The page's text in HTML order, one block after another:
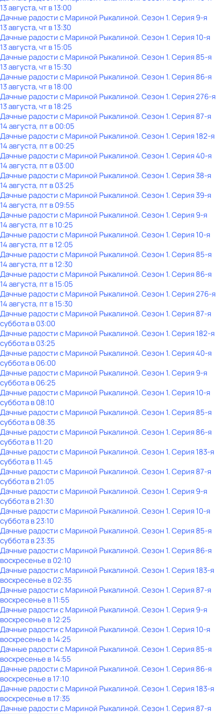
13 августа, чт в 13:00
Дачные радости с Мариной Рыкалиной. Сезон 1. Серия 9-я
13 августа, чт в 13:30
Дачные радости с Мариной Рыкалиной. Сезон 1. Серия 10-я
13 августа, чт в 15:05
Дачные радости с Мариной Рыкалиной. Сезон 1. Серия 85-я
13 августа, чт в 15:30
Дачные радости с Мариной Рыкалиной. Сезон 1. Серия 86-я
13 августа, чт в 18:00
Дачные радости с Мариной Рыкалиной. Сезон 1. Серия 276-я
13 августа, чт в 18:25
Дачные радости с Мариной Рыкалиной. Сезон 1. Серия 87-я
14 августа, пт в 00:05
Дачные радости с Мариной Рыкалиной. Сезон 1. Серия 182-я
14 августа, пт в 00:25
Дачные радости с Мариной Рыкалиной. Сезон 1. Серия 40-я
14 августа, пт в 03:00
Дачные радости с Мариной Рыкалиной. Сезон 1. Серия 38-я
14 августа, пт в 03:25
Дачные радости с Мариной Рыкалиной. Сезон 1. Серия 39-я
14 августа, пт в 09:55
Дачные радости с Мариной Рыкалиной. Сезон 1. Серия 9-я
14 августа, пт в 10:25
Дачные радости с Мариной Рыкалиной. Сезон 1. Серия 10-я
14 августа, пт в 12:05
Дачные радости с Мариной Рыкалиной. Сезон 1. Серия 85-я
14 августа, пт в 12:30
Дачные радости с Мариной Рыкалиной. Сезон 1. Серия 86-я
14 августа, пт в 15:05
Дачные радости с Мариной Рыкалиной. Сезон 1. Серия 276-я
14 августа, пт в 15:30
Дачные радости с Мариной Рыкалиной. Сезон 1. Серия 87-я
субботав03:00
Дачные радости с Мариной Рыкалиной. Сезон 1. Серия 182-я
субботав03:25
Дачные радости с Мариной Рыкалиной. Сезон 1. Серия 40-я
субботав06:00
Дачные радости с Мариной Рыкалиной. Сезон 1. Серия 9-я
субботав06:25
Дачные радости с Мариной Рыкалиной. Сезон 1. Серия 10-я
субботав08:10
Дачные радости с Мариной Рыкалиной. Сезон 1. Серия 85-я
субботав08:35
Дачные радости с Мариной Рыкалиной. Сезон 1. Серия 86-я
субботав11:20
Дачные радости с Мариной Рыкалиной. Сезон 1. Серия 183-я
субботав11:45
Дачные радости с Мариной Рыкалиной. Сезон 1. Серия 87-я
субботав21:05
Дачные радости с Мариной Рыкалиной. Сезон 1. Серия 9-я
субботав21:30
Дачные радости с Мариной Рыкалиной. Сезон 1. Серия 10-я
субботав23:10
Дачные радости с Мариной Рыкалиной. Сезон 1. Серия 85-я
субботав23:35
Дачные радости с Мариной Рыкалиной. Сезон 1. Серия 86-я
воскресенье в02:10
Дачные радости с Мариной Рыкалиной. Сезон 1. Серия 183-я
воскресенье в02:35
Дачные радости с Мариной Рыкалиной. Сезон 1. Серия 87-я
воскресенье в11:55
Дачные радости с Мариной Рыкалиной. Сезон 1. Серия 9-я
воскресенье в12:25
Дачные радости с Мариной Рыкалиной. Сезон 1. Серия 10-я
воскресенье в14:25
Дачные радости с Мариной Рыкалиной. Сезон 1. Серия 85-я
воскресенье в14:55
Дачные радости с Мариной Рыкалиной. Сезон 1. Серия 86-я
воскресенье в17:10
Дачные радости с Мариной Рыкалиной. Сезон 1. Серия 183-я
воскресенье в17:35
Дачные радости с Мариной Рыкалиной. Сезон 1. Серия 87-я